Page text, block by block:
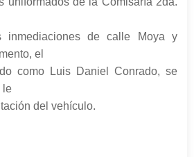
inmediaciones de calle Moya y
el
como Luis Daniel Conrado, se
le
del vehículo.